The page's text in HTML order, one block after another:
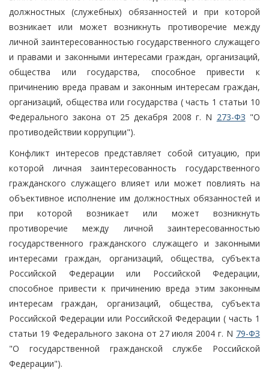
должностных (служебных) обязанностей и при которой
возникает или может возникнуть противоречие между
личной заинтересованностью государственного служащего
и правами и законными интересами граждан, организаций,
общества или государства, способное привести к
причинению вреда правам и законным интересам граждан,
организаций, общества или государства ( часть 1 статьи 10
Федерального закона от 25 декабря 2008 г. N 273-ФЗ "О
противодействии коррупции").
Конфликт интересов представляет собой ситуацию, при
которой личная заинтересованность государственного
гражданского служащего влияет или может повлиять на
объективное исполнение им должностных обязанностей и
при которой возникает или может возникнуть
противоречие между личной заинтересованностью
государственного гражданского служащего и законными
интересами граждан, организаций, общества, субъекта
Российской Федерации или Российской Федерации,
способное привести к причинению вреда этим законным
интересам граждан, организаций, общества, субъекта
Российской Федерации или Российской Федерации ( часть 1
статьи 19 Федерального закона от 27 июля 2004 г. N 79-ФЗ
"О государственной гражданской службе Российской
Федерации").